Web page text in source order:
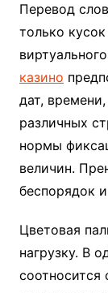
Перевод
только
казино
дат,
различных
нормы
величин.
беспорядок
Цветовая
нагрузку. В
соотносится